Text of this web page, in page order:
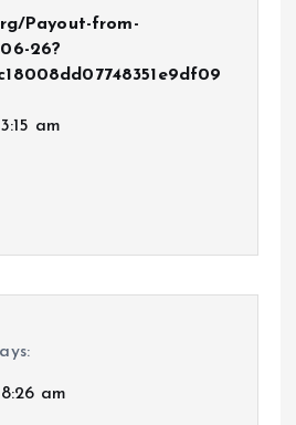
Payout-from-
26?
am
am